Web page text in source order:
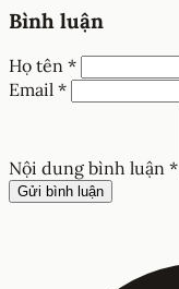
Bình luận
Họ tên *
Email *
Nội dung bình luận *
Gửi bình luận